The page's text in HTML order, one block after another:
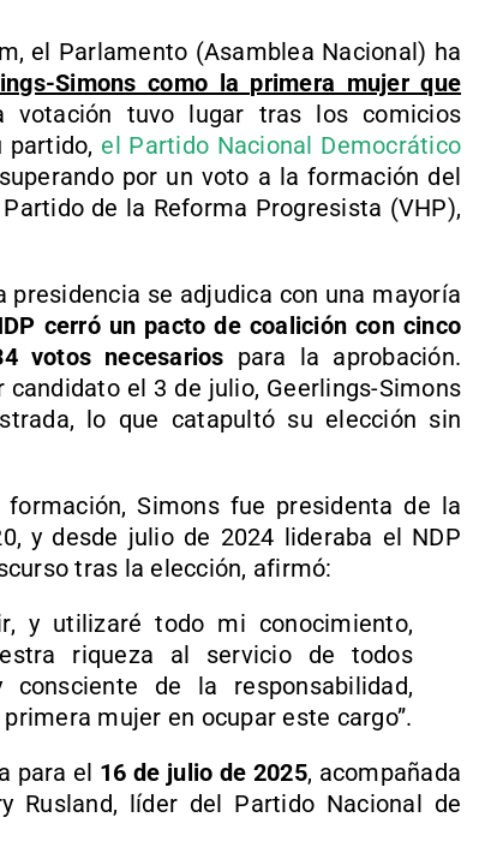
el Parlamento (Asamblea Nacional) ha
Simons como la primera mujer que
votación tuvo lugar tras los comicios
partido, el Partido Nacional Democrático
superando por un voto a la formación del
de la Reforma Progresista (VHP),
se adjudica con una mayoría
cerró un pacto de coalición con cinco
votos necesarios para la aprobación.
el 3 de julio, Geerlings-Simons
lo que catapultó su elección sin
Simons fue presidenta de la
y desde julio de 2024 lideraba el NDP
tras la elección, afirmó:
y utilizaré todo mi conocimiento,
riqueza al servicio de todos
de la responsabilidad,
mujer en ocupar este cargo”.
para el 16 de julio de 2025, acompañada
Rusland, líder del Partido Nacional de